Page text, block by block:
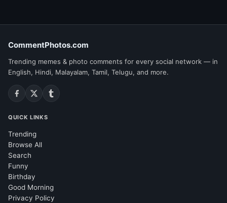
CommentPhotos.com
Trending memes & photo comments for every social network — in
English, Hindi, Malayalam, Tamil, Telugu, and more.
QUICK LINKS
Trending
Browse All
Search
Funny
Birthday
Good Morning
Privacy Policy